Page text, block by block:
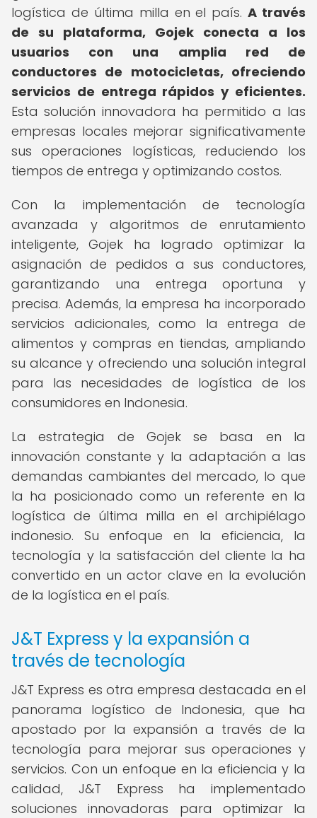
logística de última milla en el país.A través
de su plataforma, Gojek conecta a los
usuarios con una amplia red de
conductores de motocicletas, ofreciendo
servicios de entrega rápidos y eficientes.
Esta solución innovadora ha permitido a las
empresas locales mejorar significativamente
sus operaciones logísticas, reduciendo los
tiempos de entrega y optimizando costos.
Con la implementación de tecnología
avanzada y algoritmos de enrutamiento
inteligente, Gojek ha logrado optimizar la
asignación de pedidos a sus conductores,
garantizando una entrega oportuna y
precisa. Además, la empresa ha incorporado
servicios adicionales, como la entrega de
alimentos y compras en tiendas, ampliando
su alcance y ofreciendo una solución integral
para las necesidades de logística de los
consumidores en Indonesia.
La estrategia de Gojek se basa en la
innovación constante y la adaptación a las
demandas cambiantes del mercado, lo que
la ha posicionado como un referente en la
logística de última milla en el archipiélago
indonesio. Su enfoque en la eficiencia, la
tecnología y la satisfacción del cliente la ha
convertido en un actor clave en la evolución
de la logística en el país.
J&T Express y la expansión a
través de tecnología
J&T Express es otra empresa destacada en el
panorama logístico de Indonesia, que ha
apostado por la expansión a través de la
tecnología para mejorar sus operaciones y
servicios. Con un enfoque en la eficiencia y la
calidad, J&T Express ha implementado
soluciones innovadoras para optimizar la